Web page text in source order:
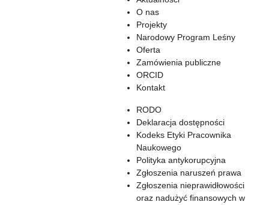
O nas
Projekty
Narodowy Program Leśny
Oferta
Zamówienia publiczne
ORCID
Kontakt
RODO
Deklaracja dostępności
Kodeks Etyki Pracownika
Naukowego
Polityka antykorupcyjna
Zgłoszenia naruszeń prawa
Zgłoszenia nieprawidłowości
oraz nadużyć finansowych w